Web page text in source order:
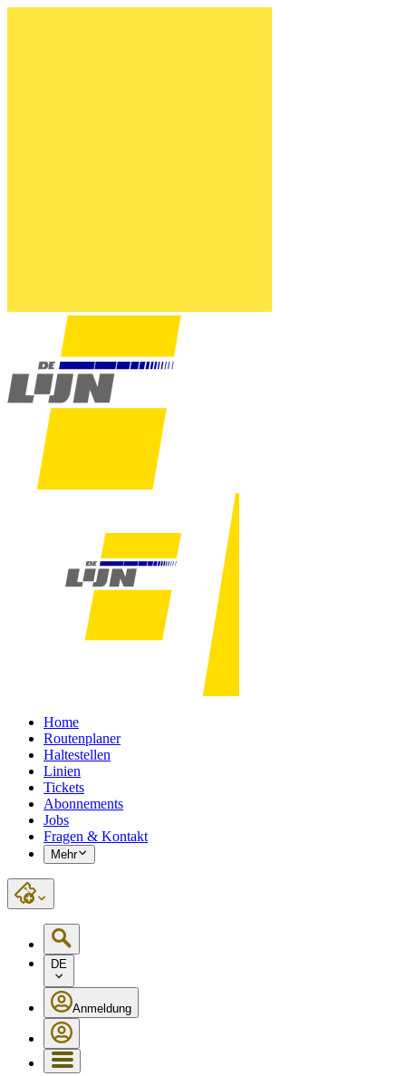
Home
Routenplaner
Haltestellen
Linien
Tickets
Abonnements
Jobs
Fragen & Kontakt
Mehr
DE
Anmeldung